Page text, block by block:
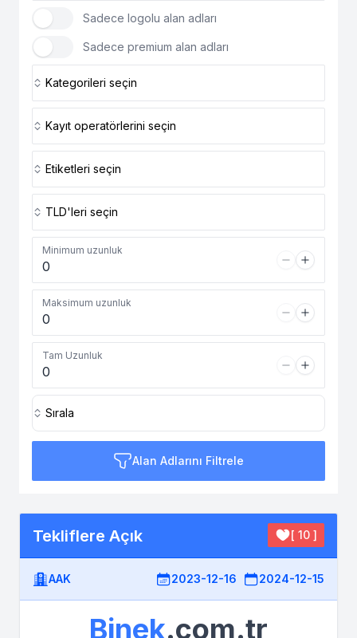
Sadece logolu alan adları
Sadece premium alan adları
Kategorileri seçin
Kayıt operatörlerini seçin
Etiketleri seçin
TLD'leri seçin
Minimum uzunluk
Maksimum uzunluk
Tam Uzunluk
Sırala
Alan Adlarını Filtrele
Tekliflere Açık [ 10 ]
AAK 2023-12-16 2024-12-15
Binek.com.tr